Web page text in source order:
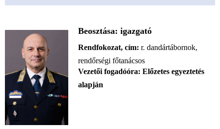
Beosztása: igazgató
Rendfokozat, cím: r. dandártábornok,
rendőrségi főtanácsos
Vezetői fogadóóra: Előzetes egyeztetés
alapján